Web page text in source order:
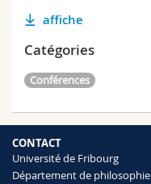
affiche
Catégories
Conférences
CONTACT
Université de Fribourg
Département de philosophie